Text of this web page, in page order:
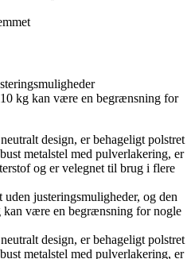
kg kan være en begrænsning for
design, er behageligt polstret
metalstel med pulverlakering, er
og er velegnet til brug i flere
justeringsmuligheder, og den
kan være en begrænsning for nogle
design, er behageligt polstret
metalstel med pulverlakering, er